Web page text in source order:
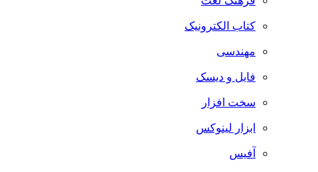
کتاب الکترونیک
مهندسی
فایل و دیسک
سخت افزار
ابزار لینوکس
آفیس